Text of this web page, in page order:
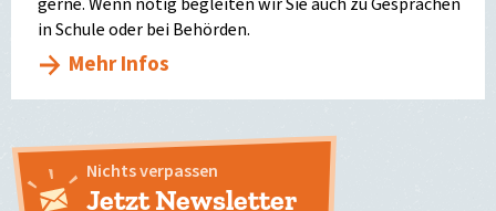
in Schule oder bei Behörden.
Mehr Infos
Nichts verpassen
Jetzt Newsletter